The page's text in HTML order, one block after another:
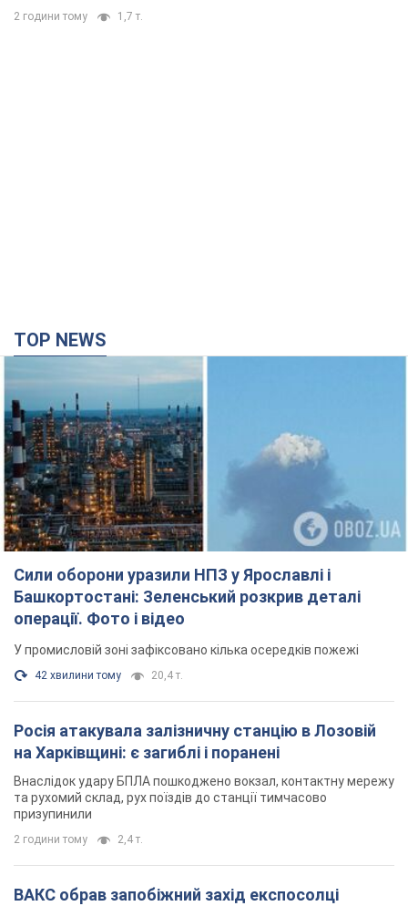
2 години тому 1,7 т.
TOP NEWS
Сили оборони уразили НПЗ у Ярославлі і
Башкортостані: Зеленський розкрив деталі
операції. Фото і відео
У промисловій зоні зафіксовано кілька осередків пожежі
42 хвилини тому 20,4 т.
Росія атакувала залізничну станцію в Лозовій
на Харківщині: є загиблі і поранені
Внаслідок удару БПЛА пошкоджено вокзал, контактну мережу
та рухомий склад, рух поїздів до станції тимчасово
призупинили
2 години тому 2,4 т.
ВАКС обрав запобіжний захід експосолці